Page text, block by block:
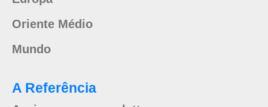
Oriente Médio
Mundo
A Referência